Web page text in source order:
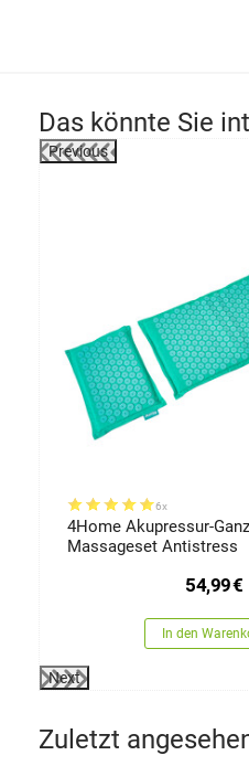
Das könnte Sie
Previous
6x
4Home Akupressur-
Massageset Antistress
54,99€
In den
Next
Zuletzt